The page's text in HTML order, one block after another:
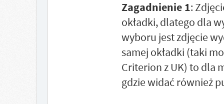
Zagadnienie 1:
okładki, dlatego dla
wyboru jest zdjęcie
samej okładki (taki
Criterion z UK) to dla
gdzie widać również